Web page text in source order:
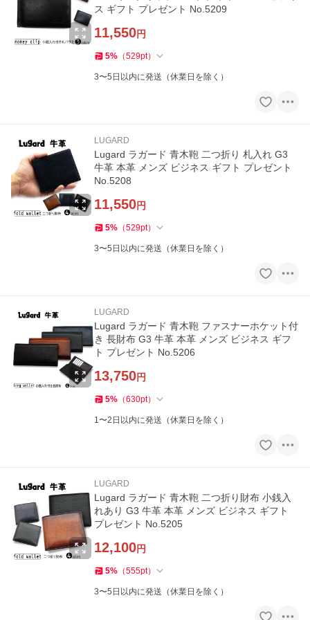
ス ギフト プレゼント No.5209
11,550円
5% （529pt）
3〜5日以内に発送（休業日を除く）
LUGARD
Lugard ラガード 青木鞄 二つ折り 札入れ G3
牛革 本革 メンズ ビジネス ギフト プレゼント
No.5208
11,550円
5% （529pt）
3〜5日以内に発送（休業日を除く）
LUGARD
Lugard ラガード 青木鞄 ファスナーホケット付
き 長財布 G3 牛革 本革 メンズ ビジネス ギフ
ト プレゼント No.5206
13,750円
5% （630pt）
1〜2日以内に発送（休業日を除く）
LUGARD
Lugard ラガード 青木鞄 二つ折り財布 小銭入
れあり G3 牛革 本革 メンズ ビジネス ギフト
プレゼント No.5205
12,100円
5% （555pt）
3〜5日以内に発送（休業日を除く）